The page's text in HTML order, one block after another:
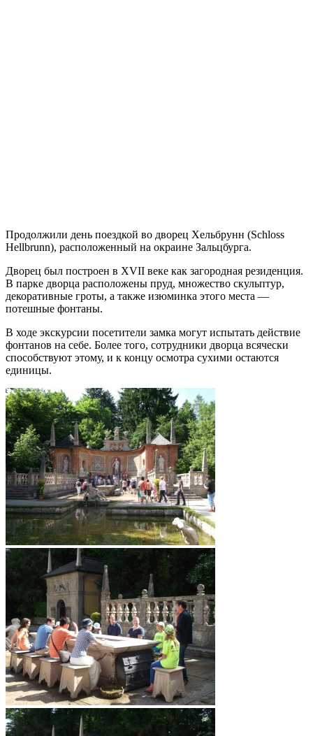
Продолжили день поездкой во дворец Хельбрунн (Schloss
Hellbrunn), расположенный на окраине Зальцбурга.
Дворец был построен в XVII веке как загородная резиденция.
В парке дворца расположены пруд, множество скульптур,
декоративные гроты, а также изюминка этого места —
потешные фонтаны.
В ходе экскурсии посетители замка могут испытать действие
фонтанов на себе. Более того, сотрудники дворца всячески
способствуют этому, и к концу осмотра сухими остаются
единицы.